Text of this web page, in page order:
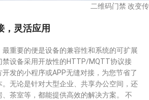
二维码门禁 改变
，灵活应用
重要的便是设备的兼容性和系统的可扩展
禁设备采用开放性的HTTP/MQTT协议接
发的小程序或APP无缝对接，为您节省了
无论是针对大型企业、共享办公空间，还
茶室等，都能提供高效的解决方案。 不